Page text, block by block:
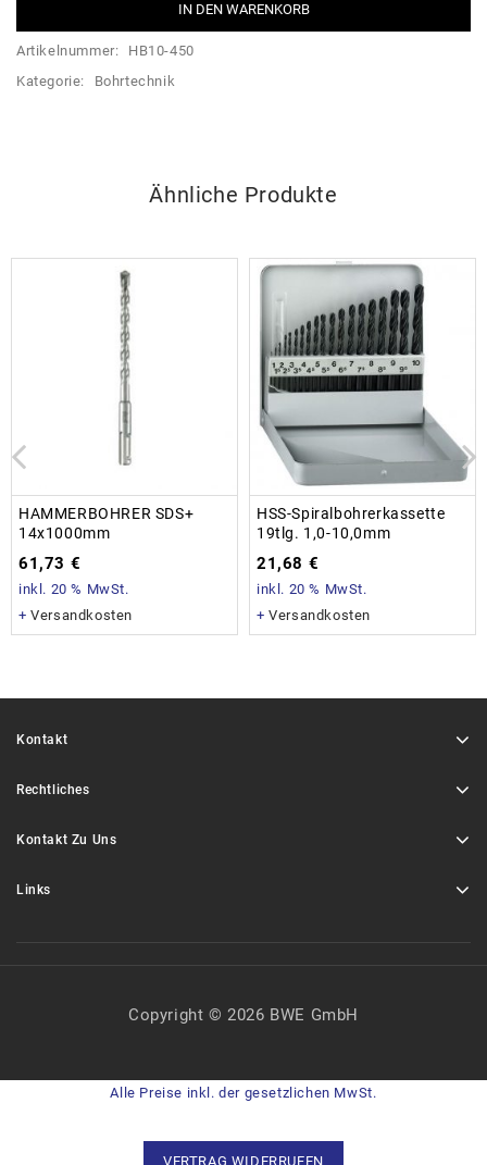
IN DEN WARENKORB
Artikelnummer:
HB10-450
Kategorie:
Bohrtechnik
Ähnliche Produkte
HAMMERBOHRER SDS+
14x1000mm
61,73 €
inkl. 20 % MwSt.
+Versandkosten
HSS-Spiralbohrerkassette
19tlg. 1,0-10,0mm
21,68 €
inkl. 20 % MwSt.
+Versandkosten
Kontakt
Rechtliches
Kontakt Zu Uns
Links
Copyright © 2026 BWE GmbH
Alle Preise inkl. der gesetzlichen MwSt.
VERTRAG WIDERRUFEN